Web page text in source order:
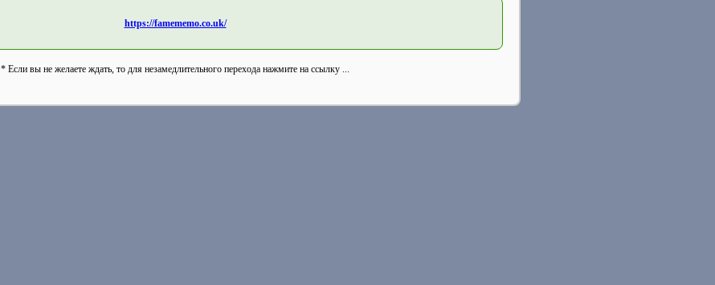
https://famememo.co.uk/
* Если вы не желаете ждать, то для незамедлительного перехода нажмите на ссылку ...